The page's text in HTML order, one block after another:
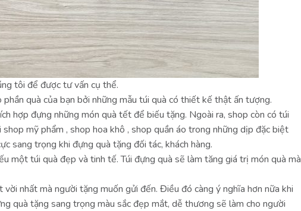
tôi để được tư vấn cụ thể.
quà của bạn bởi những mẫu túi quà có thiết kế thật ấn tượng.
hợp đựng những món quà tết để biếu tặng. Ngoài ra, shop còn có túi
mỹ phẩm , shop hoa khô , shop quần áo trong những dịp đặc biệt
sang trọng khi đựng quà tặng đối tác, khách hàng.
một túi quà đẹp và tinh tế. Túi đựng quà sẽ làm tăng giá trị món quà mà
nhất mà người tặng muốn gửi đến. Điều đó càng ý nghĩa hơn nữa khi
quà tặng sang trọng màu sắc đẹp mắt, dễ thương sẽ làm cho người